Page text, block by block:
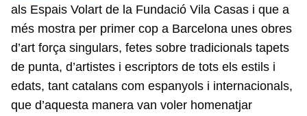
als Espais Volart de la Fundació Vila Casas i que a
més mostra per primer cop a Barcelona unes obres
d’art força singulars, fetes sobre tradicionals tapets
de punta, d’artistes i escriptors de tots els estils i
edats, tant catalans com espanyols i internacionals,
que d’aquesta manera van voler homenatjar